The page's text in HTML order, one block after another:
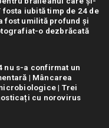
fosta iubită timp de 24 de
fost umilită profund și
o dezbrăcată
nu s-a confirmat un
| Mâncarea
| Trei
cu norovirus